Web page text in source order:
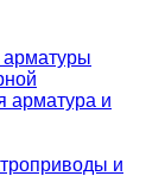
арматуры
арматура и
и